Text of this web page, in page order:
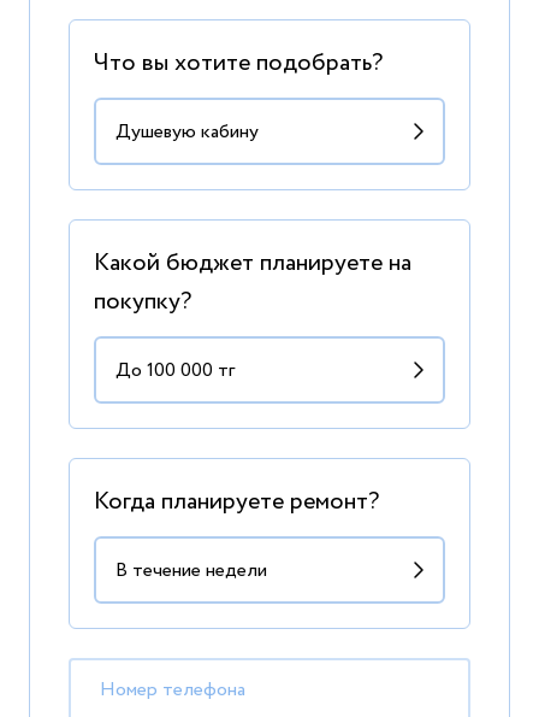
Что вы хотите подобрать?
Какой бюджет планируете на
покупку?
Когда планируете ремонт?
Номер телефона